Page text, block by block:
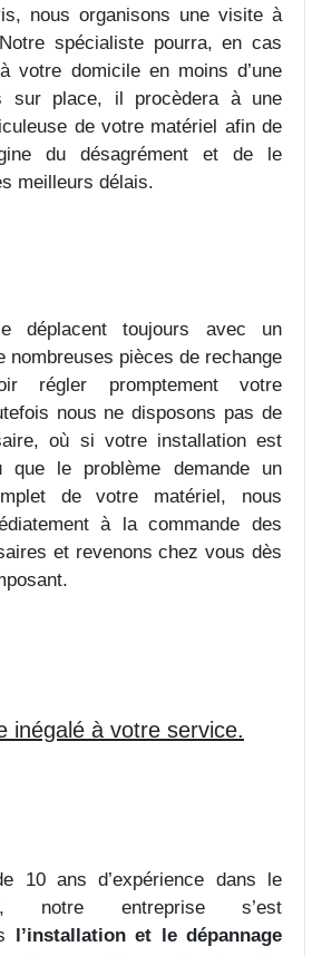
nous organisons une visite à
spécialiste pourra, en cas
votre domicile en moins d’une
sur place, il procèdera à une
de votre matériel afin de
du désagrément et de le
meilleurs délais.
déplacent toujours avec un
nombreuses pièces de rechange
régler promptement votre
nous ne disposons pas de
où si votre installation est
que le problème demande un
de votre matériel, nous
à la commande des
et revenons chez vous dès
inégalé à votre service.
10 ans d’expérience dans le
notre entreprise s’est
l’installation et le dépannage